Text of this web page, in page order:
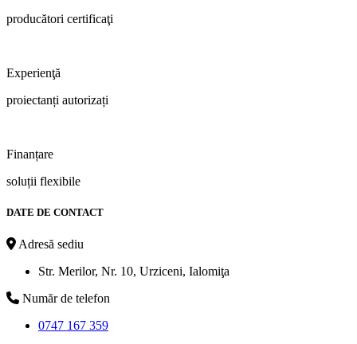
producători certificaţi
Experienţă
proiectanți autorizați
Finanțare
soluții flexibile
DATE DE CONTACT
Adresă sediu
Str. Merilor, Nr. 10, Urziceni, Ialomiţa
Număr de telefon
0747 167 359